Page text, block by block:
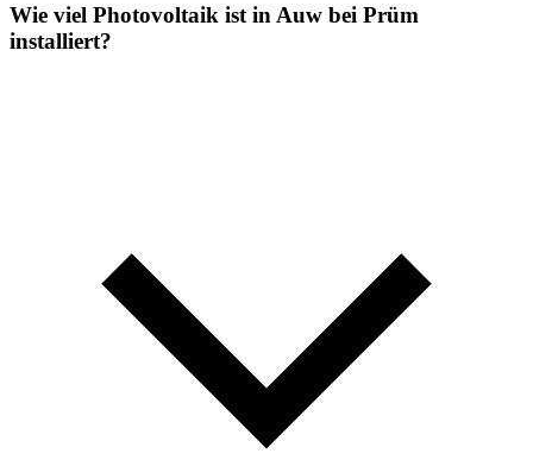
Wie viel Photovoltaik ist in Auw bei Prüm
installiert?